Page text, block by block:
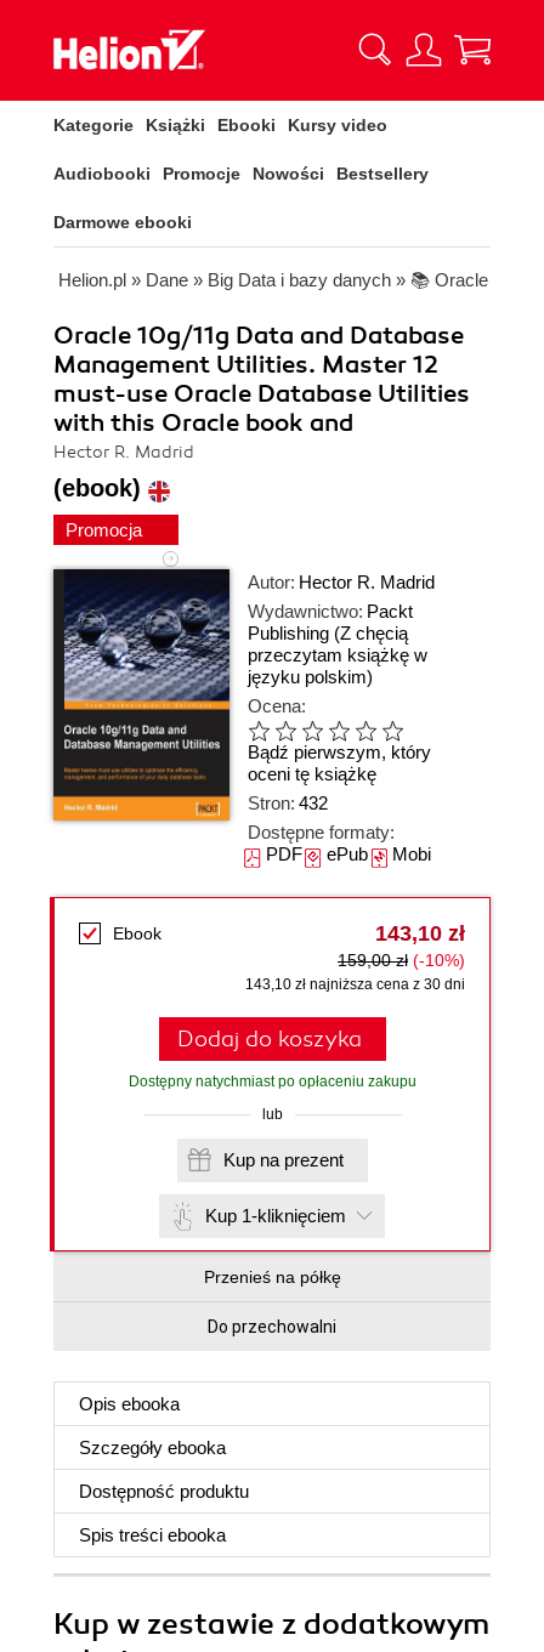
Kategorie Książki Ebooki Kursy video
Audiobooki Promocje Nowości Bestsellery
Darmowe ebooki
Helion.pl » Dane » Big Data i bazy danych » 📚 Oracle
Oracle 10g/11g Data and Database
Management Utilities. Master 12
must-use Oracle Database Utilities
with this Oracle book and
Hector R. Madrid
(ebook)
Promocja
Autor: Hector R. Madrid
Wydawnictwo: Packt
Publishing (Z chęcią
przeczytam książkę w
języku polskim)
Ocena:
Bądź pierwszym, który
oceni tę książkę
Stron: 432
Dostępne formaty:
PDFePubMobi
Ebook 143,10 zł
159,00 zł (-10%)
143,10 zł najniższa cena z 30 dni
Dodaj do koszyka
Dostępny natychmiast po opłaceniu zakupu
lub
Kup na prezent
Kup 1-kliknięciem
Przenieś na półkę
Do przechowalni
Opis ebooka
Szczegóły ebooka
Dostępność produktu
Spis treści ebooka
Kup w zestawie z dodatkowym